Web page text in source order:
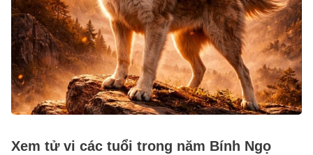
Xem tử vi các tuổi trong năm Bính Ngọ